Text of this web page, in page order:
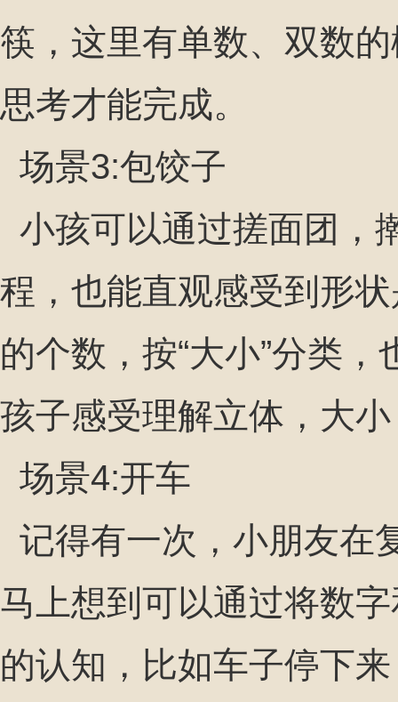
筷，这里有单数、双数
思考才能完成。
场景3:包饺子
小孩可以通过搓面团，
程，也能直观感受到形
的个数，按“大小”分类
孩子感受理解立体，大
场景4:开车
记得有一次，小朋友在
马上想到可以通过将数
的认知，比如车子停下